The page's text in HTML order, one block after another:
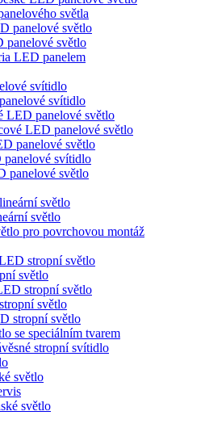
světla
panelové světlo
světlo
LED panelem
svítidlo
svítidlo
LED panelové světlo
LED panelové světlo
panelové světlo
svítidlo
panelové světlo
světlo
světlo
pro povrchovou montáž
stropní světlo
světlo
stropní světlo
světlo
stropní světlo
se speciálním tvarem
stropní svítidlo
světlo
světlo